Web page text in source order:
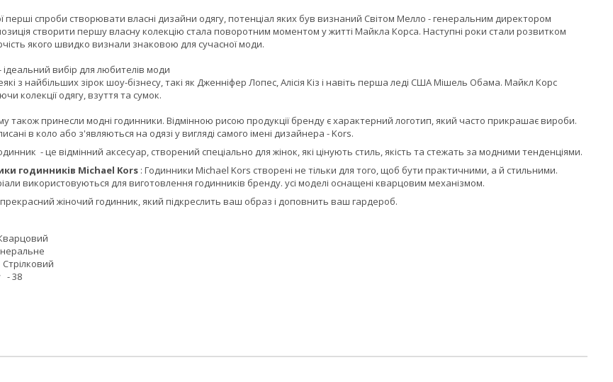
перші спроби створювати власні дизайни одягу, потенціал яких був визнаний Світом Мелло - генеральним директором
створити першу власну колекцію стала поворотним моментом у житті Майкла Корса. Наступні роки стали розвитком
якого швидко визнали знаковою для сучасної моди.
вибір для любителів моди
з найбільших зірок шоу-бізнесу, такі як Дженніфер Лопес, Алісія Кіз і навіть перша леді США Мішель Обама. Майкл Корс
колекції одягу, взуття та сумок.
також принесли модні годинники. Відмінною рисою продукції бренду є характерний логотип, який часто прикрашає вироби.
в коло або з'являються на одязі у вигляді самого імені дизайнера - Kors.
- це відмінний аксесуар, створений спеціально для жінок, які цінують стиль, якість та стежать за модними тенденціями.
годинників Michael Kors : Годинники Michael Kors створені не тільки для того, щоб бути практичними, а й стильними.
використовуються для виготовлення годинників бренду. усі моделі оснащені кварцовим механізмом.
жіночий годинник, який підкреслить ваш образ і доповнить ваш гардероб.
- 38